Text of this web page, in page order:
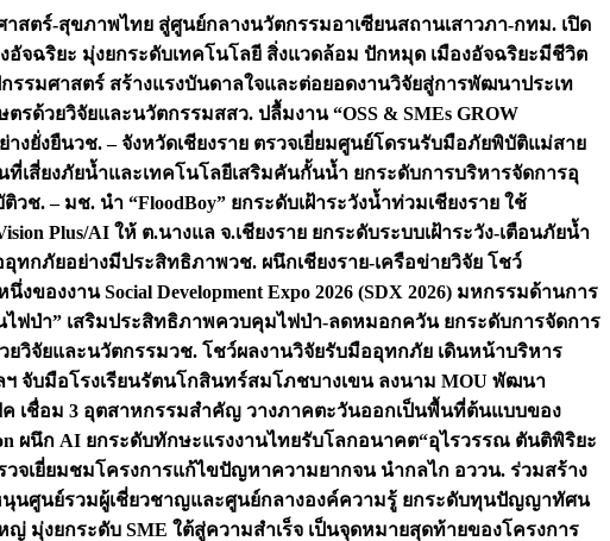
าสตร์-สุขภาพไทย สู่ศูนย์กลางนวัตกรรมอาเซียนสถานเสาวภา-กทม. เปิด
อัจฉริยะ มุ่งยกระดับเทคโนโลยี สิ่งแวดล้อม ปักหมุด เมืองอัจฉริยะมีชีวิต
รมศาสตร์ สร้างแรงบันดาลใจและต่อยอดงานวิจัยสู่การพัฒนาประเท
ตรด้วยวิจัยและนวัตกรรมสสว. ปลื้มงาน “OSS & SMEs GROW
างยั่งยืนวช. – จังหวัดเชียงราย ตรวจเยี่ยมศูนย์โดรนรับมือภัยพิบัติแม่สาย
เสี่ยงภัยน้ำและเทคโนโลยีเสริมคันกั้นน้ำ ยกระดับการบริหารจัดการอุ
ติวช. – มช. นำ “FloodBoy” ยกระดับเฝ้าระวังน้ำท่วมเชียงราย ใช้
Plus/AI ให้ ต.นางแล จ.เชียงราย ยกระดับระบบเฝ้าระวัง-เตือนภัยน้ำ
อุทกภัยอย่างมีประสิทธิภาพวช. ผนึกเชียงราย-เครือข่ายวิจัย โชว์
ของงาน Social Development Expo 2026 (SDX 2026) มหกรรมด้านการ
ฟป่า” เสริมประสิทธิภาพควบคุมไฟป่า-ลดหมอกควัน ยกระดับการจัดการ
ยวิจัยและนวัตกรรมวช. โชว์ผลงานวิจัยรับมืออุทกภัย เดินหน้าบริหาร
จับมือโรงเรียนรัตนโกสินทร์สมโภชบางเขน ลงนาม MOU พัฒนา
เชื่อม 3 อุตสาหกรรมสำคัญ วางภาคตะวันออกเป็นพื้นที่ต้นแบบของ
ผนึก AI ยกระดับทักษะแรงงานไทยรับโลกอนาคต“อุไรวรรณ ตันติพิริยะ
วจเยี่ยมชมโครงการแก้ไขปัญหาความยากจน นำกลไก อววน. ร่วมสร้าง
นุนศูนย์รวมผู้เชี่ยวชาญและศูนย์กลางองค์ความรู้ ยกระดับทุนปัญญาทัศน
ญ่ มุ่งยกระดับ SME ใต้สู่ความสำเร็จ เป็นจุดหมายสุดท้ายของโครงการ